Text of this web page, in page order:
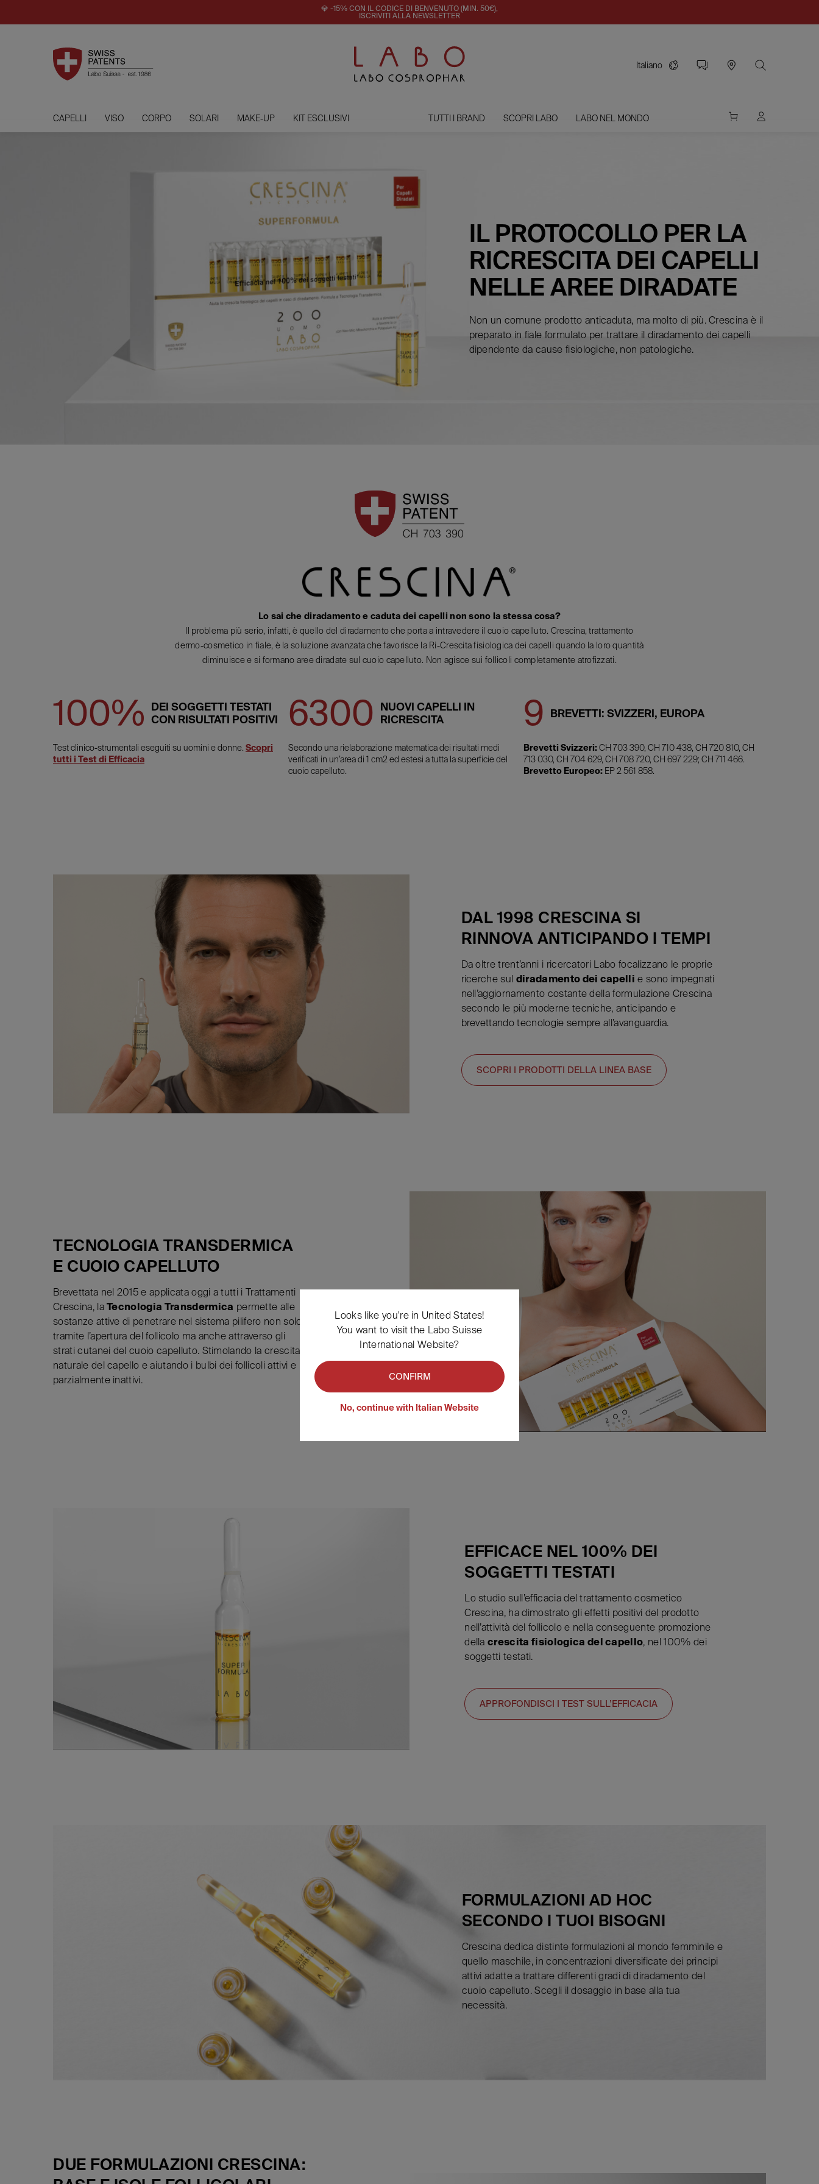
💎 -15% CON IL CODICE DI BENVENUTO (MIN. 50€),
ISCRIVITI ALLA NEWSLETTER
Italiano
CAPELLI VISO CORPO SOLARI MAKE-UP KIT ESCLUSIVI TUTTI I BRAND SCOPRI LABO LABO NEL MONDO
IL PROTOCOLLO PER LA
RICRESCITA DEI CAPELLI
NELLE AREE DIRADATE
Non un comune prodotto anticaduta, ma molto di più. Crescina è il
preparato in fiale formulato per trattare il diradamento dei capelli
dipendente da cause fisiologiche, non patologiche.
Lo sai che diradamento e caduta dei capelli non sono la stessa cosa?
Il problema più serio, infatti, è quello del diradamento che porta a intravedere il cuoio capelluto. Crescina, trattamento
dermo-cosmetico in fiale, è la soluzione avanzata che favorisce la Ri-Crescita fisiologica dei capelli quando la loro quantità
diminuisce e si formano aree diradate sul cuoio capelluto. Non agisce sui follicoli completamente atrofizzati.
100%
DEI SOGGETTI TESTATI
CON RISULTATI POSITIVI
Test clinico-strumentali eseguiti su uomini e donne. Scopri
tutti i Test di Efficacia
6300
NUOVI CAPELLI IN
RICRESCITA
Secondo una rielaborazione matematica dei risultati medi
verificati in un’area di 1 cm2 ed estesi a tutta la superficie del
cuoio capelluto.
9 BREVETTI: SVIZZERI, EUROPA
Brevetti Svizzeri:CH 703 390, CH 710 438, CH 720 810, CH
713 030, CH 704 629, CH 708 720, CH 697 229; CH 711 466.
Brevetto Europeo: EP 2 561 858.
DAL 1998 CRESCINA SI
RINNOVA ANTICIPANDO I TEMPI
Da oltre trent’anni i ricercatori Labo focalizzano le proprie
ricerche sul diradamento dei capelli e sono impegnati
nell’aggiornamento costante della formulazione Crescina
secondo le più moderne tecniche, anticipando e
brevettando tecnologie sempre all’avanguardia.
SCOPRI I PRODOTTI DELLA LINEA BASE
TECNOLOGIA TRANSDERMICA
E CUOIO CAPELLUTO
Brevettata nel 2015 e applicata oggi a tutti i Trattamenti
Crescina, laTecnologia Transdermica permette alle
sostanze attive di penetrare nel sistema pilifero non solo
tramite l’apertura del follicolo ma anche attraverso gli
strati cutanei del cuoio capelluto. Stimolando la crescita
naturale del capello e aiutando i bulbi dei follicoli attivi e
parzialmente inattivi.
EFFICACE NEL 100% DEI
SOGGETTI TESTATI
Lo studio sull’efficacia del trattamento cosmetico
Crescina, ha dimostrato gli effetti positivi del prodotto
nell’attività del follicolo e nella conseguente promozione
dellacrescita fisiologica del capello , nel 100% dei
soggetti testati.
APPROFONDISCI I TEST SULL’EFFICACIA
FORMULAZIONI AD HOC
SECONDO I TUOI BISOGNI
Crescina dedica distinte formulazioni al mondo femminile e
quello maschile, in concentrazioni diversificate dei principi
attivi adatte a trattare differenti gradi di diradamento del
cuoio capelluto. Scegli il dosaggio in base alla tua
necessità.
DUE FORMULAZIONI CRESCINA:
Looks like you're in United States!
You want to visit the Labo Suisse
International Website?
CONFIRM
No, continue with Italian Website